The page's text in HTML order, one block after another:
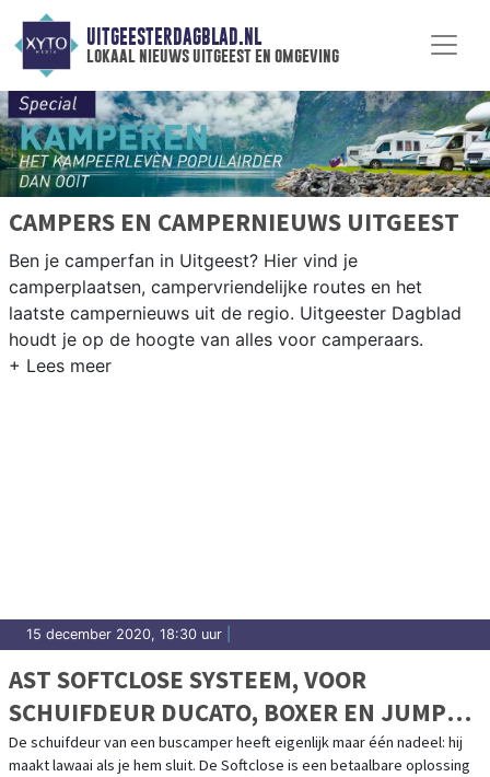
UITGEESTERDAGBLAD.NL
lokaal nieuws uitgeest en omgeving
CAMPERS EN CAMPERNIEUWS UITGEEST
Ben je camperfan in Uitgeest? Hier vind je
camperplaatsen, campervriendelijke routes en het
laatste campernieuws uit de regio. Uitgeester Dagblad
houdt je op de hoogte van alles voor camperaars.
15 december 2020, 18:30 uur
AST SOFTCLOSE SYSTEEM, VOOR
SCHUIFDEUR DUCATO, BOXER EN JUMPER
>2006
De schuifdeur van een buscamper heeft eigenlijk maar één nadeel: hij
maakt lawaai als je hem sluit. De Softclose is een betaalbare oplossing